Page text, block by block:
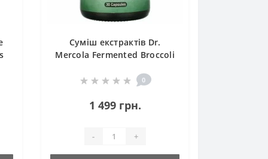
Суміш екстрактів Dr.
Mercola Fermented Broccoli
0
1 499 грн.
- +